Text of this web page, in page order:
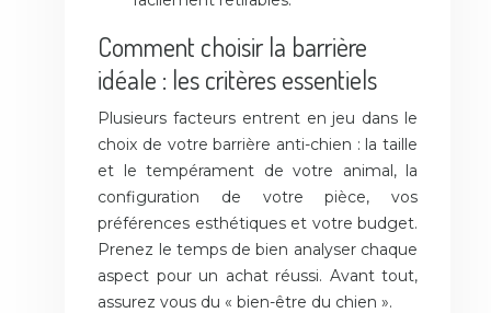
Comment choisir la barrière
idéale : les critères essentiels
Plusieurs facteurs entrent en jeu dans le
choix de votre barrière anti-chien : la taille
et le tempérament de votre animal, la
configuration de votre pièce, vos
préférences esthétiques et votre budget.
Prenez le temps de bien analyser chaque
aspect pour un achat réussi. Avant tout,
assurez vous du « bien-être du chien ».